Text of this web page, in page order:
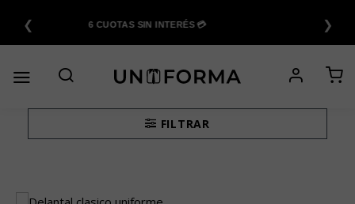
contenido
❮ 6 CUOTAS SIN INTERÉS 💳 ❯
FILTRAR